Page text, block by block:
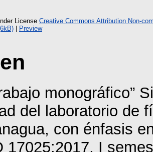
License Creative Commons Attribution Non-
| Preview
monográfico”
del laboratorio de
con énfasis
17025:2017, I